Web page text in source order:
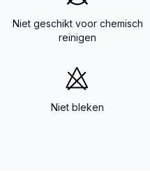
Niet geschikt voor chemisch
reinigen
Niet bleken